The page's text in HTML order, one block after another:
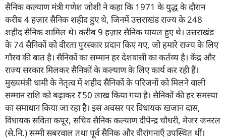
सैनिक कल्याण मंत्री गणेश जोशी ने कहा कि 1971 के युद्ध के दौरान
करीब 4 हज़ार सैनिक शहीद हुए थे, जिनमें उत्तराखंड राज्य के 248
शहीद सैनिक शामिल थे। करीब 9 हज़ार सैनिक घायल हुए थे। उत्तराखंड
के 74 सैनिकों को वीरता पुरस्कार प्रदान किए गए, जो हमारे राज्य के लिए
गौरव की बात है। सैनिकों का सम्मान हर देशवासी का कर्तव्य है। केंद्र और
राज्य सरकार मिलकर सैनिकों के कल्याण के लिए कार्य कर रही हैं।
मुख्यमंत्री धामी के नेतृत्व में शहीद सैनिकों के परिजनों को मिलने वाली
सम्मान राशि को बढ़ाकर ₹50 लाख किया गया है। सैनिकों की हर समस्या
का समाधान किया जा रहा है। इस अवसर पर विधायक खजान दास,
विधायक सविता कपूर, सचिव सैनिक कल्याण दीपेन्द्र चौधरी, मेजर जनरल
(से.नि.) सम्मी सबरवाल तथा पूर्व सैनिक और वीरांगनाएँ उपस्थित थीं।